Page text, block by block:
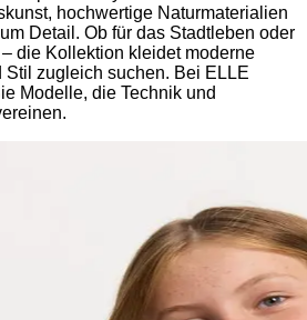
hochwertige Naturmaterialien
Detail. Ob für das Stadtleben oder
die Kollektion kleidet moderne
Stil zugleich suchen. Bei ELLE
Modelle, die Technik und